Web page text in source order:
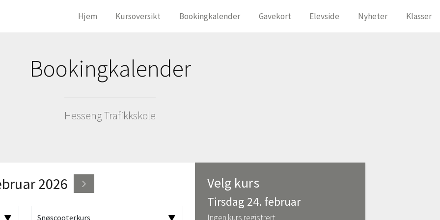
Hjem Kursoversikt Bookingkalender Gavekort Elevside Nyheter Klasser
Bookingkalender
Hesseng Trafikkskole
2026 Velg kurs
Tirsdag 24. februar
Ingen kurs registrert